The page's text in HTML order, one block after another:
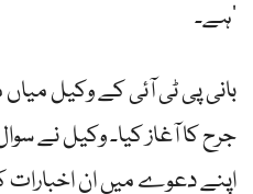
ہے۔‘
بانی پی ٹی آئی کے وکیل
جرح کا آغاز کیا۔ وکیل نے
اپنے دعوے میں ان اخبارات